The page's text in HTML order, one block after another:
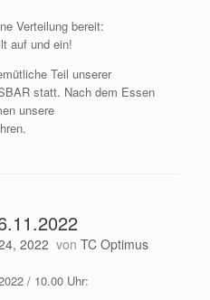
Verteilung bereit:
auf und ein!
Teil unserer
statt. Nach dem Essen
unsere
2022 von TC Optimus
/ 10.00 Uhr: